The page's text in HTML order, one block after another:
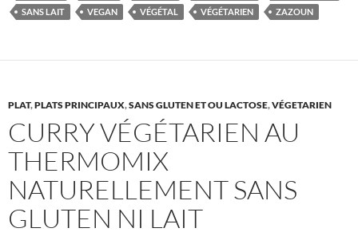
SANS LAIT VEGAN VÉGÉTAL VÉGÉTARIEN ZAZOUN
PLAT,PLATS PRINCIPAUX,SANS GLUTEN ET OU LACTOSE,VÉGETARIEN
CURRY VÉGÉTARIEN AU
THERMOMIX
NATURELLEMENT SANS
GLUTEN NI LAIT